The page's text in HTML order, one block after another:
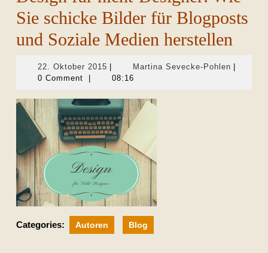
Sie schicke Bilder für Blogposts
und Soziale Medien herstellen
22. Oktober 2015 22.
Oktober
Martina Sevecke-PohlenMartina
0 Comment
08:16
Categories: Autoren Blog